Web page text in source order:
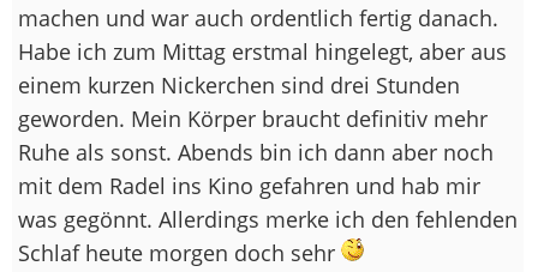
machen und war auch ordentlich fertig danach.
Habe ich zum Mittag erstmal hingelegt, aber aus
einem kurzen Nickerchen sind drei Stunden
geworden. Mein Körper braucht definitiv mehr
Ruhe als sonst. Abends bin ich dann aber noch
mit dem Radel ins Kino gefahren und hab mir
was gegönnt. Allerdings merke ich den fehlenden
Schlaf heute morgen doch sehr